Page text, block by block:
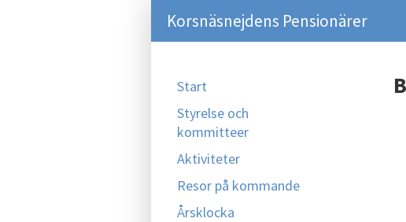
Korsnäsnejdens Pensionärer
Start
Styrelse och
kommitteer
Aktiviteter
Resor på kommande
Årsklocka